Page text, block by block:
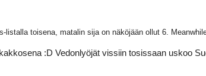
listalla toisena, matalin sija on näköjään ollut 6.
:D Vedonlyöjät vissiin tosissaan uskoo